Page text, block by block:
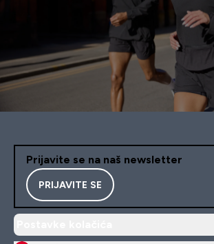
Prijavite se na naš newsletter
PRIJAVITE SE